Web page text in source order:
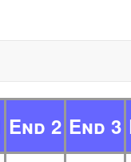
End 2 End 3